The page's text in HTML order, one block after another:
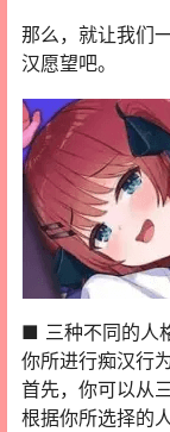
那么，就让我们
汉愿望吧。
■ 三种不同的人
你所进行痴汉行
首先，你可以从
根据你所选择的人